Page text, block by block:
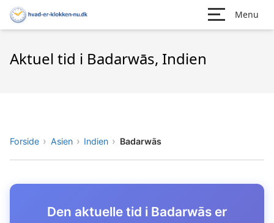
Menu
Aktuel tid i Badarwās, Indien
Forside Asien Indien Badarwās
Den aktuelle tid i Badarwās er